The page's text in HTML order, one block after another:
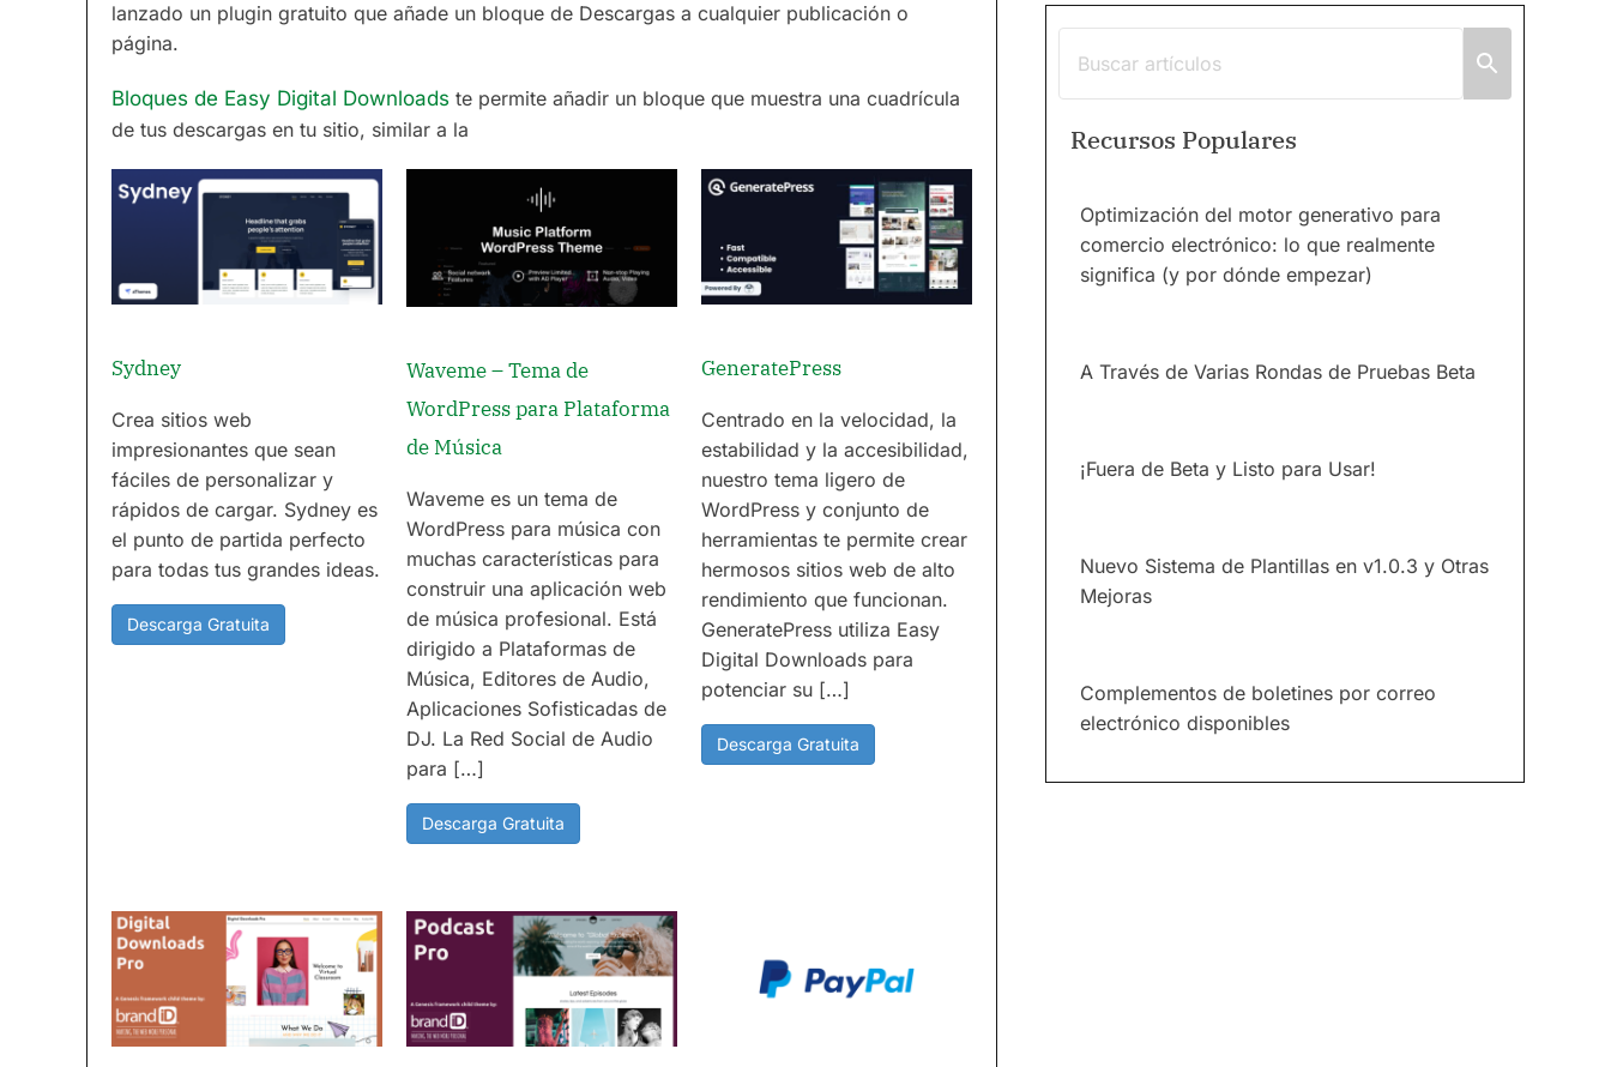
lanzado un plugin gratuito que añade un bloque de Descargas a cualquier publicación o
página.
Bloques de Easy Digital Downloads te permite añadir un bloque que muestra una cuadrícula
de tus descargas en tu sitio, similar a la
Sydney
Crea sitios web
impresionantes que sean
fáciles de personalizar y
rápidos de cargar. Sydney es
el punto de partida perfecto
para todas tus grandes ideas.
Descarga Gratuita
Waveme – Tema de
WordPress para Plataforma
de Música
Waveme es un tema de
WordPress para música con
muchas características para
construir una aplicación web
de música profesional. Está
dirigido a Plataformas de
Música, Editores de Audio,
Aplicaciones Sofisticadas de
DJ. La Red Social de Audio
para […]
Descarga Gratuita
GeneratePress
Centrado en la velocidad, la
estabilidad y la accesibilidad,
nuestro tema ligero de
WordPress y conjunto de
herramientas te permite crear
hermosos sitios web de alto
rendimiento que funcionan.
GeneratePress utiliza Easy
Digital Downloads para
potenciar su […]
Descarga Gratuita
Recursos Populares
Optimización del motor generativo para
comercio electrónico: lo que realmente
significa (y por dónde empezar)
A Través de Varias Rondas de Pruebas Beta
¡Fuera de Beta y Listo para Usar!
Nuevo Sistema de Plantillas en v1.0.3 y Otras
Mejoras
Complementos de boletines por correo
electrónico disponibles